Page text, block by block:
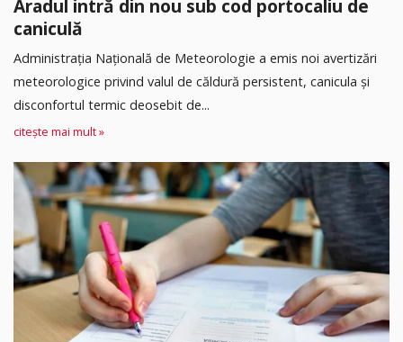
Aradul intră din nou sub cod portocaliu de
caniculă
Administrația Națională de Meteorologie a emis noi avertizări
meteorologice privind valul de căldură persistent, canicula și
disconfortul termic deosebit de...
citește mai mult »